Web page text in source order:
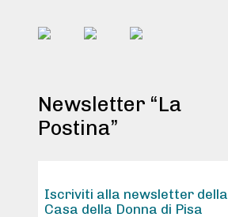
Newsletter “La
Postina”
Iscriviti alla newsletter della
Casa della Donna di Pisa